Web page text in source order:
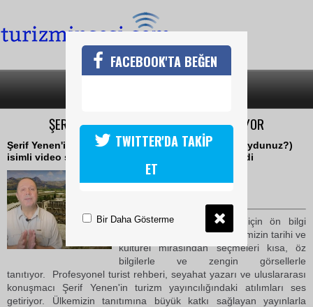
ŞERİF YENEN VİDEOLARIYLA SES GETİRİYOR
Şerif Yenen'in "Did you know?" (Bunları biliyor muydunuz?)
isimli video serisi, 50 ülkede 2 milyona yakın izlendi
08 Şubat 2022 Salı 10:37
Kültür ve seyahatseverler için ön bilgi
niteliği taşıyan bu klipler ülkemizin tarihi ve
kültürel mirasından seçmeleri kısa, öz
bilgilerle ve zengin görsellerle
tanıtıyor. Profesyonel turist rehberi, seyahat yazarı ve uluslararası
konuşmacı Şerif Yenen'in turizm yayıncılığındaki atılımları ses
getiriyor. Ülkemizin tanıtımına büyük katkı sağlayan yayınlarla
FACEBOOK'TA BEĞEN
TWITTER'DA TAKİP
ET
Bir Daha Gösterme